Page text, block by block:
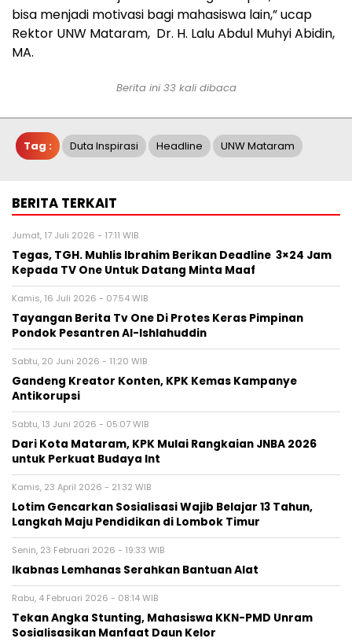
bisa menjadi motivasi bagi mahasiswa lain,” ucap
Rektor UNW Mataram, Dr. H. Lalu Abdul Muhyi Abidin,
MA.
Berita ini 33 kali dibaca
Tag : Duta Inspirasi Headline UNW Mataram
BERITA TERKAIT
Jumat, 17 Juli 2026 - 17:11 WIB
Tegas, TGH. Muhlis Ibrahim Berikan Deadline 3×24 Jam
Kepada TV One Untuk Datang Minta Maaf
Kamis, 16 Juli 2026 - 07:54 WIB
Tayangan Berita Tv One Di Protes Keras Pimpinan
Pondok Pesantren Al-Ishlahuddin
Sabtu, 20 Juni 2026 - 11:20 WIB
Gandeng Kreator Konten, KPK Kemas Kampanye
Antikorupsi
Sabtu, 13 Juni 2026 - 05:07 WIB
Dari Kota Mataram, KPK Mulai Rangkaian JNBA 2026
untuk Perkuat Budaya Int
Kamis, 23 April 2026 - 21:32 WIB
Lotim Gencarkan Sosialisasi Wajib Belajar 13 Tahun,
Langkah Maju Pendidikan di Lombok Timur
Senin, 23 Februari 2026 - 19:33 WIB
Ikabnas Lemhanas Serahkan Bantuan Alat
Rabu, 4 Februari 2026 - 08:14 WIB
Tekan Angka Stunting, Mahasiswa KKN-PMD Unram
Sosialisasikan Manfaat Daun Kelor